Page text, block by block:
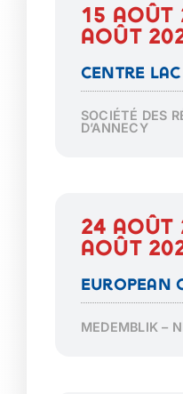
15 août
août
Centre Lac
SOCIÉTÉ DES
D’ANNECY
24 août
août
European
MEDEMBLIK –